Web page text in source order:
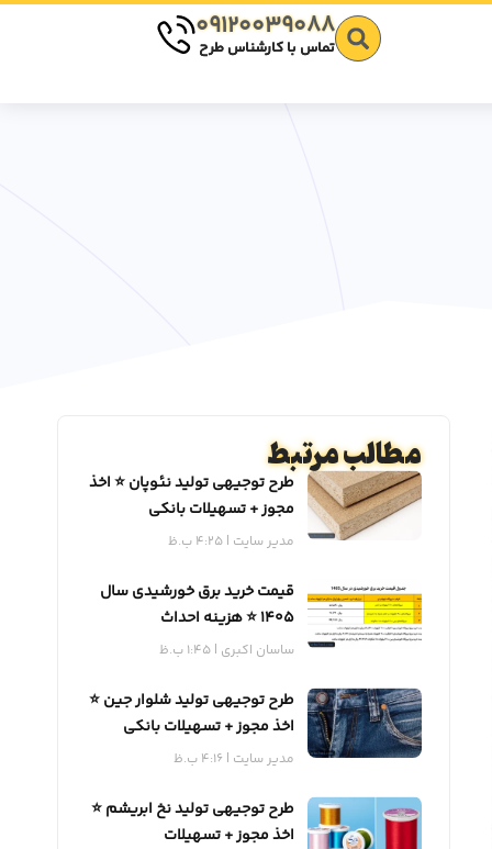
09120039088
تماس با کارشناس طرح
مطالب مرتبططرح توجیهی تولید نئوپان ⭐️ اخذ
مجوز + تسهیلات بانکی
مدیر سایت 4:25 ب.ظ
قیمت خرید برق خورشیدی سال
1405 ⭐️ هزینه احداث
ساسان اکبری 1:45 ب.ظ
طرح توجیهی تولید شلوار جین ⭐️
اخذ مجوز + تسهیلات بانکی
مدیر سایت 4:16 ب.ظ
طرح توجیهی تولید نخ ابریشم ⭐️
اخذ مجوز + تسهیلات